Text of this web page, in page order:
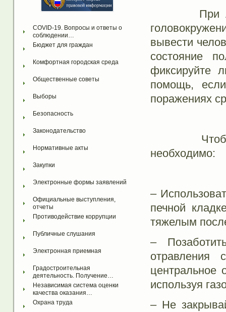
COVID-19. Вопросы и ответы о
соблюдении…
Бюджет для граждан
Комфортная городская среда
Общественные советы
Выборы
Безопасность
Законодательство
Нормативные акты
Закупки
Электронные формы заявлений
Официальные выступления,
отчеты
Противодействие коррупции
Публичные слушания
Электронная приемная
Градостроительная
деятельность. Получение…
Независимая система оценки
качества оказания…
Охрана труда
При
вывести
состояние
фиксируйте
помощь,
поражениях
Чтобы
необходимо:
–
печной
тяжелым
–
отравления
центральное
используя
– Не